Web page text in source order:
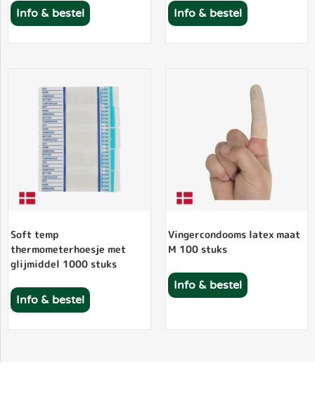
Info & bestel Info & bestel
Soft temp
thermometerhoesje met
glijmiddel 1000 stuks
Info & bestel
Vingercondooms latex maat
M 100 stuks
Info & bestel